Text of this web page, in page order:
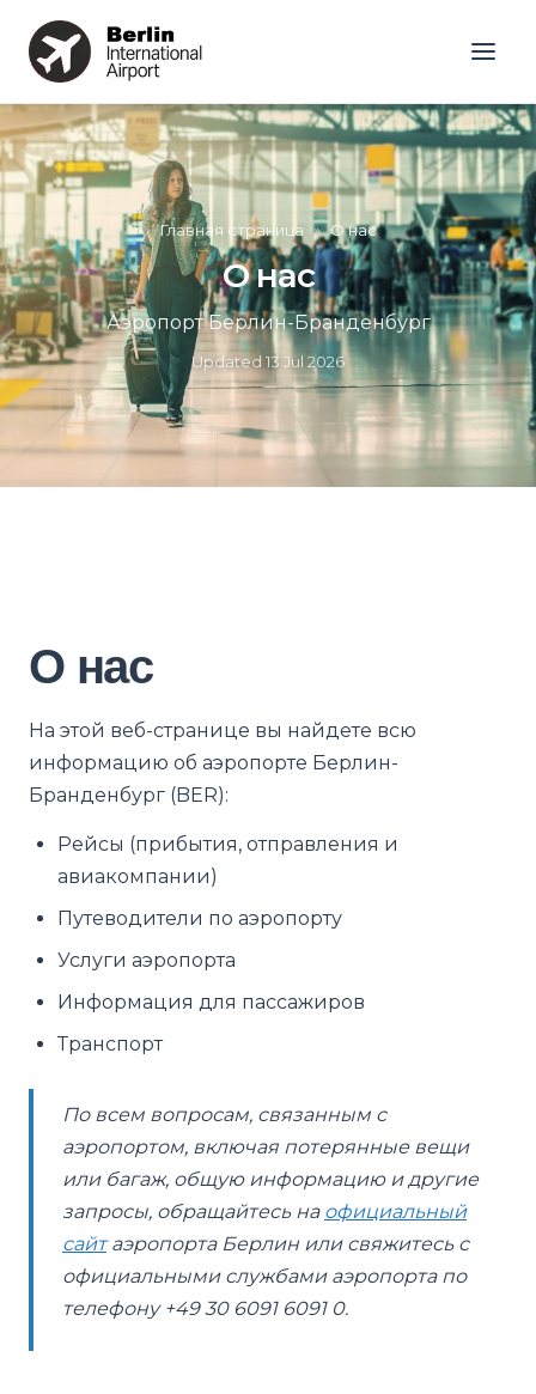
Главная страница » О нас
О нас
Аэропорт Берлин-Бранденбург
Updated 13 Jul 2026
О нас
На этой веб-странице вы найдете всю
информацию об аэропорте Берлин-
Бранденбург (BER):
Рейсы (прибытия, отправления и
авиакомпании)
Путеводители по аэропорту
Услуги аэропорта
Информация для пассажиров
Транспорт
По всем вопросам, связанным с
аэропортом, включая потерянные вещи
или багаж, общую информацию и другие
запросы, обращайтесь на официальный
сайтаэропорта Берлин или свяжитесь с
официальными службами аэропорта по
телефону +49 30 6091 6091 0.